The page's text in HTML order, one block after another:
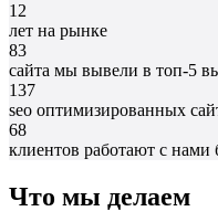
12
лет на рынке
83
сайта мы вывели в топ-5
137
seo оптимизированных
68
клиентов работают с нами
Что мы делаем